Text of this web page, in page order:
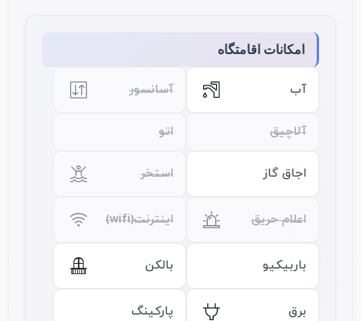
امکانات اقامتگاه
آب آسانسور
آلاچیق اتو
اجاق گاز استخر
اعلام حریق اینترنت(wifi)
باربیکیو بالکن
برق پارکینگ